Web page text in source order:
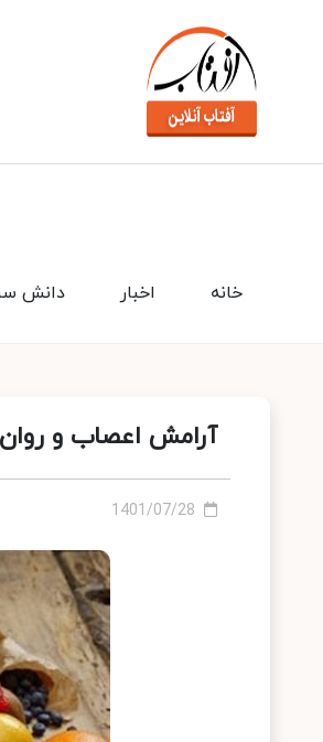
دانش اخبار خانه
آرامش اعصاب و روان با ۱۰
1401/07/28